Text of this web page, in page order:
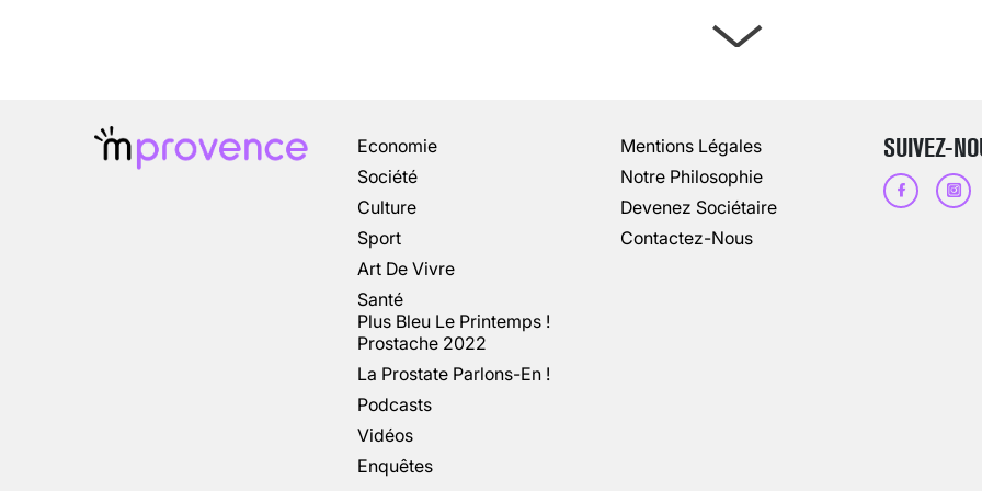
Economie
Société
Culture
Sport
Art De Vivre
Santé
Plus Bleu Le Printemps !
Prostache 2022
La Prostate Parlons-En !
Podcasts
Vidéos
Enquêtes
Mentions Légales
Notre Philosophie
Devenez Sociétaire
Contactez-Nous
SUIVEZ-